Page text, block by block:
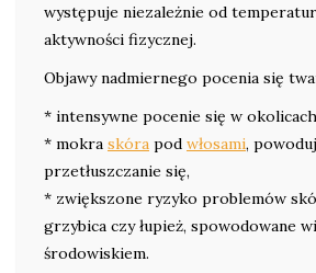
występuje niezależnie od
aktywności fizycznej.
Objawy nadmiernego pocenia się
* intensywne pocenie się w
* mokra skóra pod włosami,
przetłuszczanie się,
* zwiększone ryzyko problemów
grzybica czy łupież, spowodowane
środowiskiem.